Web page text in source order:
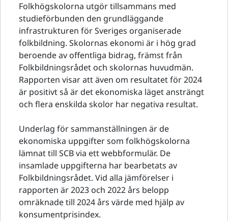
Folkhögskolorna utgör tillsammans med
studieförbunden den grundläggande
infrastrukturen för Sveriges organiserade
folkbildning. Skolornas ekonomi är i hög grad
beroende av offentliga bidrag, främst från
Folkbildningsrådet och skolornas huvudmän.
Rapporten visar att även om resultatet för 2024
är positivt så är det ekonomiska läget ansträngt
och flera enskilda skolor har negativa resultat.
Underlag för sammanställningen är de
ekonomiska uppgifter som folkhögskolorna
lämnat till SCB via ett webbformulär. De
insamlade uppgifterna har bearbetats av
Folkbildningsrådet. Vid alla jämförelser i
rapporten är 2023 och 2022 års belopp
omräknade till 2024 års värde med hjälp av
konsumentprisindex.